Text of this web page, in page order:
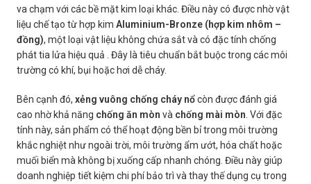
va chạm với các bề mặt kim loại khác. Điều này có được nhờ vật
liệu chế tạo từ hợp kim Aluminium-Bronze (hợp kim nhôm –
đồng), một loại vật liệu không chứa sắt và có đặc tính chống
phát tia lửa hiệu quả . Đây là tiêu chuẩn bắt buộc trong các môi
trường có khí, bụi hoặc hơi dễ cháy.
Bên cạnh đó, xẻng vuông chống cháy nổcòn được đánh giá
cao nhờ khả năng chống ăn mòn và chống mài mòn . Với đặc
tính này, sản phẩm có thể hoạt động bền bỉ trong môi trường
khắc nghiệt như ngoài trời, môi trường ẩm ướt, hóa chất hoặc
muối biển mà không bị xuống cấp nhanh chóng. Điều này giúp
doanh nghiệp tiết kiệm chi phí bảo trì và thay thế dụng cụ trong